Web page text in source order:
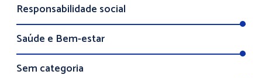
Responsabilidade social
Saúde e Bem-estar
Sem categoria